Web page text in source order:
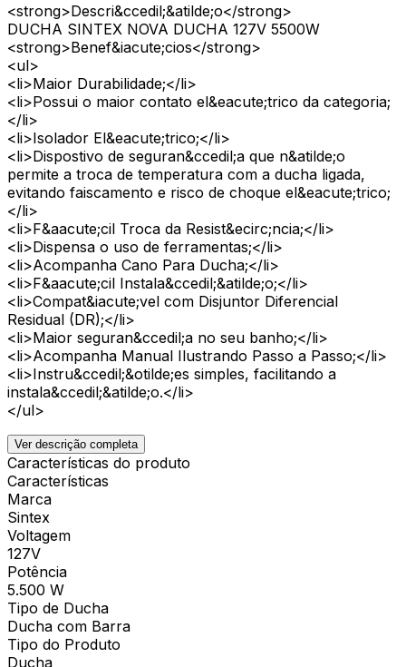
<strong>Descri&ccedil;&atilde;o</strong>
DUCHA SINTEX NOVA DUCHA 127V 5500W
<strong>Benef&iacute;cios</strong>
<ul>
<li>Maior Durabilidade;</li>
<li>Possui o maior contato el&eacute;trico da categoria;
</li>
<li>Isolador El&eacute;trico;</li>
<li>Dispostivo de seguran&ccedil;a que n&atilde;o
permite a troca de temperatura com a ducha ligada,
evitando faiscamento e risco de choque el&eacute;trico;
</li>
<li>F&aacute;cil Troca da Resist&ecirc;ncia;</li>
<li>Dispensa o uso de ferramentas;</li>
<li>Acompanha Cano Para Ducha;</li>
<li>F&aacute;cil Instala&ccedil;&atilde;o;</li>
<li>Compat&iacute;vel com Disjuntor Diferencial
Residual (DR);</li>
<li>Maior seguran&ccedil;a no seu banho;</li>
<li>Acompanha Manual Ilustrando Passo a Passo;</li>
<li>Instru&ccedil;&otilde;es simples, facilitando a
instala&ccedil;&atilde;o.</li>
</ul>
Ver descrição completa
Características do produto
Características
Marca
Sintex
Voltagem
127V
Potência
5.500 W
Tipo de Ducha
Ducha com Barra
Tipo do Produto
Ducha